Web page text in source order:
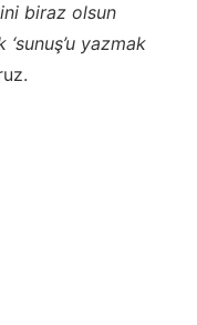
biraz olsun
yazmak